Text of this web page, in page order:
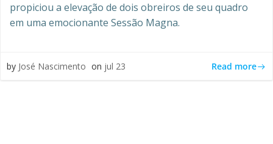
propiciou a elevação de dois obreiros de seu quadro
em uma emocionante Sessão Magna.
by José Nascimento on jul 23 Read more